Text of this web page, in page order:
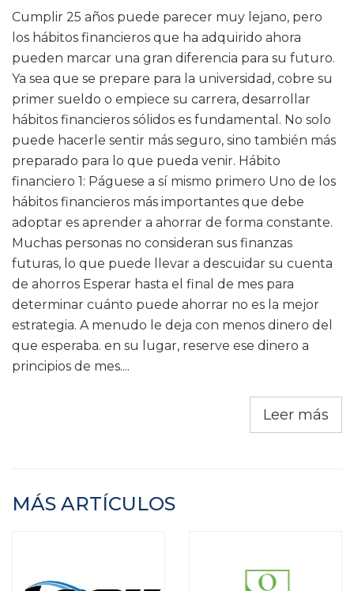
Cumplir 25 años puede parecer muy lejano, pero
los hábitos financieros que ha adquirido ahora
pueden marcar una gran diferencia para su futuro.
Ya sea que se prepare para la universidad, cobre su
primer sueldo o empiece su carrera, desarrollar
hábitos financieros sólidos es fundamental. No solo
puede hacerle sentir más seguro, sino también más
preparado para lo que pueda venir. Hábito
financiero 1: Páguese a sí mismo primero Uno de los
hábitos financieros más importantes que debe
adoptar es aprender a ahorrar de forma constante.
Muchas personas no consideran sus finanzas
futuras, lo que puede llevar a descuidar su cuenta
de ahorros Esperar hasta el final de mes para
determinar cuánto puede ahorrar no es la mejor
estrategia. A menudo le deja con menos dinero del
que esperaba. en su lugar, reserve ese dinero a
principios de mes....
Leer más
MÁS ARTÍCULOS